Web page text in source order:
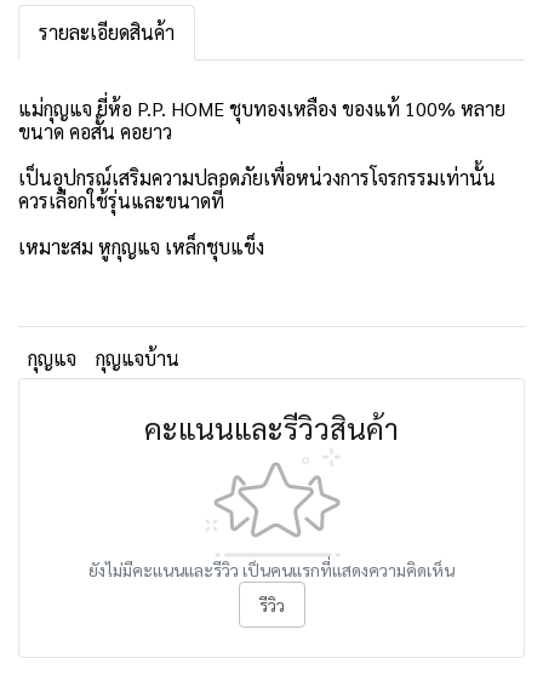
รายละเอียดสินค้า
แม่กุญแจ ยี่ห้อ P.P. HOME ชุบทองเหลือง ของแท้ 100% หลาย
ขนาด คอสั้น คอยาว
เป็นอุปกรณ์เสริมความปลอดภัยเพื่อหน่วงการโจรกรรมเท่านั้น
ควรเลือกใช้รุ่นและขนาดที่
เหมาะสม หูกุญแจ เหล็กชุบแข็ง
กุญแจ กุญแจบ้าน
คะแนนและรีวิวสินค้า
ยังไม่มีคะแนนและรีวิว เป็นคนแรกที่แสดงความคิดเห็น
รีวิว